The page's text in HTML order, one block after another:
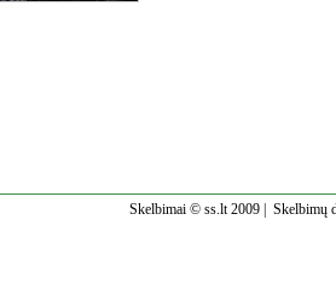
Skelbimai © ss.lt 2009 | Skelbimų